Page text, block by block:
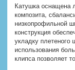
Катушка оснащена
композита,
низкопрофильной
конструкция
укладку плетеного
использования
клипса позволяет